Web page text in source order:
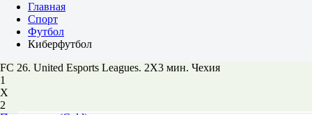
Главная
Спорт
Футбол
Киберфутбол
FC 26. United Esports Leagues. 2X3 мин. Чехия
1
Х
2